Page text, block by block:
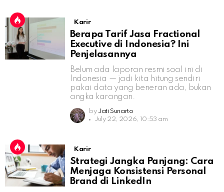
Karir
Berapa Tarif Jasa Fractional
Executive di Indonesia? Ini
Penjelasannya
Belum ada laporan resmi soal ini di
Indonesia — jadi kita hitung sendiri
pakai data yang beneran ada, bukan
angka karangan.
by Jati Sunarto
July 22, 2026, 10:53 am
Karir
Strategi Jangka Panjang: Cara
Menjaga Konsistensi Personal
Brand di LinkedIn